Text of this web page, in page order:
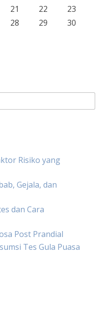
21 22
23
28 29
30
Risiko yang
Gejala, dan
dan Cara
Post Prandial
Tes Gula Puasa